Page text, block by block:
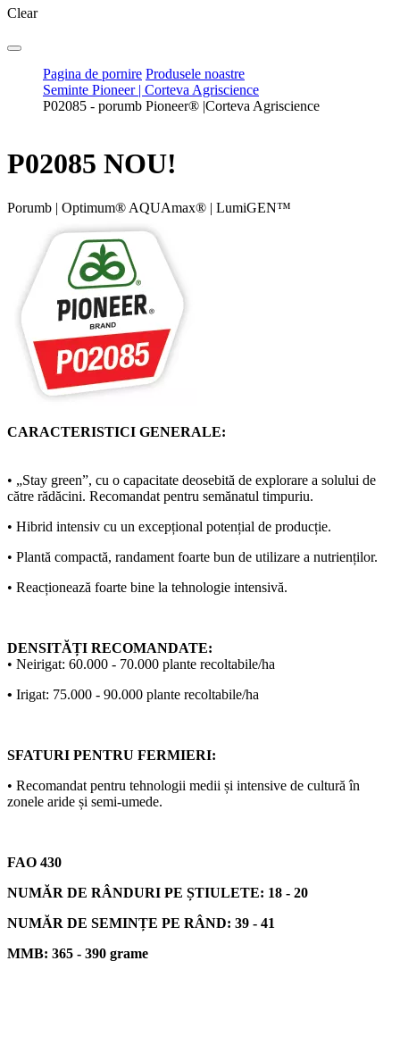
Clear
Pagina de pornire Produsele noastre
Seminte Pioneer | Corteva Agriscience
P02085 - porumb Pioneer® |Corteva Agriscience
P02085 NOU!
Porumb | Optimum® AQUAmax® | LumiGEN™
CARACTERISTICI GENERALE:
• „Stay green”, cu o capacitate deosebită de explorare a solului de
către rădăcini. Recomandat pentru semănatul timpuriu.
• Hibrid intensiv cu un excepțional potențial de producție.
• Plantă compactă, randament foarte bun de utilizare a nutrienților.
• Reacționează foarte bine la tehnologie intensivă.
DENSITĂȚI RECOMANDATE:
• Neirigat: 60.000 - 70.000 plante recoltabile/ha
• Irigat: 75.000 - 90.000 plante recoltabile/ha
SFATURI PENTRU FERMIERI:
• Recomandat pentru tehnologii medii și intensive de cultură în
zonele aride și semi-umede.
FAO 430
NUMĂR DE RÂNDURI PE ȘTIULETE: 18 - 20
NUMĂR DE SEMINȚE PE RÂND: 39 - 41
MMB: 365 - 390 grame